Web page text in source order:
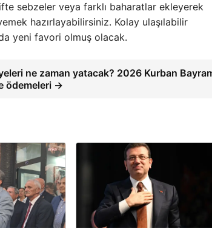
sebzeler veya farklı baharatlar ekleyerek
hazırlayabilirsiniz. Kolay ulaşılabilir
yeni favori olmuş olacak.
ne zaman yatacak? 2026 Kurban
ödemeleri →